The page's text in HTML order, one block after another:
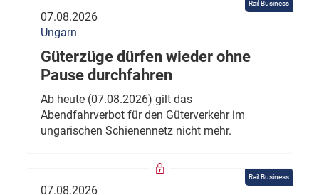
Rail Business
07.08.2026
Ungarn
Güterzüge dürfen wieder ohne
Pause durchfahren
Ab heute (07.08.2026) gilt das
Abendfahrverbot für den Güterverkehr im
ungarischen Schienennetz nicht mehr.
Rail Business
07.08.2026